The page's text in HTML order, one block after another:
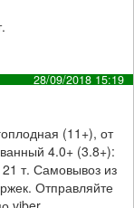
28/09/2018 15:19
(11+), от
4.0+ (3.8+):
т. Самовывоз из
Отправляйте